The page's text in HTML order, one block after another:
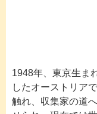
1948年、東京生ま
したオーストリア
触れ、収集家の道